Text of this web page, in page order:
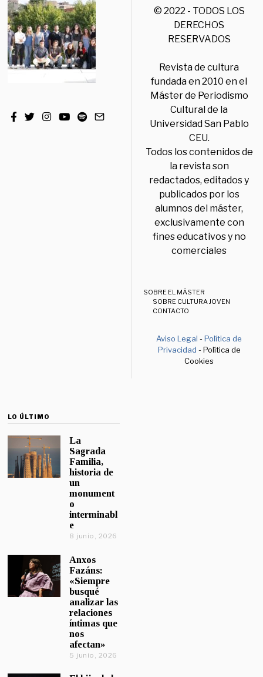
© 2022 - TODOS LOS
DERECHOS
RESERVADOS
Revista de cultura
fundada en 2010 en el
Máster de Periodismo
Cultural de la
Universidad San Pablo
CEU.
Todos los contenidos de
la revista son
redactados, editados y
publicados por los
alumnos del máster,
exclusivamente con
fines educativos y no
comerciales
SOBRE EL MÁSTER
SOBRE CULTURA JOVEN
CONTACTO
Aviso Legal -Política de
Privacidad - Política de
Cookies
LO ÚLTIMO
La
Sagrada
Familia,
historia de
un
monument
o
interminabl
e
8 junio, 2026
Anxos
Fazáns:
«Siempre
busqué
analizar las
relaciones
íntimas que
nos
afectan»
5 junio, 2026